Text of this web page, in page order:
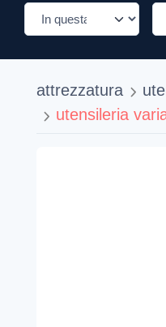
attrezzatura
utensileria